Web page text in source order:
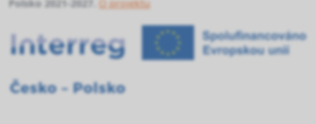
Polsko 2021-2027. O projektu